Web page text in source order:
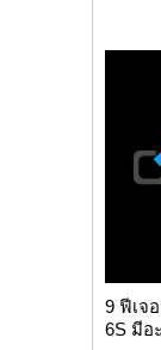
9 ฟีเจ
6S มีอ